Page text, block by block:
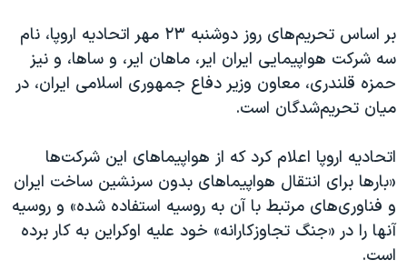
اعتراضات مردمی آبان ۹۸
اسرائیل در جنگ
نرگس محمدی برنده جایزه نوبل صلح
صفحه‌های ویژه
سفر پرزیدنت ترامپ به چین
بر اساس تحریم‌های روز دوشنبه ۲۳ مهر اتحادیه اروپا، نام
سه شرکت هواپیمایی ایران ایر، ماهان ایر، و ساها، و نیز
حمزه قلندری، معاون وزیر دفاع جمهوری اسلامی ایران، در
میان تحریم‌شدگان است.
اتحادیه اروپا اعلام کرد که از هواپیماهای این شرکت‌ها
«بارها برای انتقال هواپیماهای بدون سرنشین ساخت ایران
و فناوری‌های مرتبط با آن به روسیه استفاده شده» و روسیه
آنها را در «جنگ تجاوزکارانه» خود علیه اوکراین به کار برده
است.